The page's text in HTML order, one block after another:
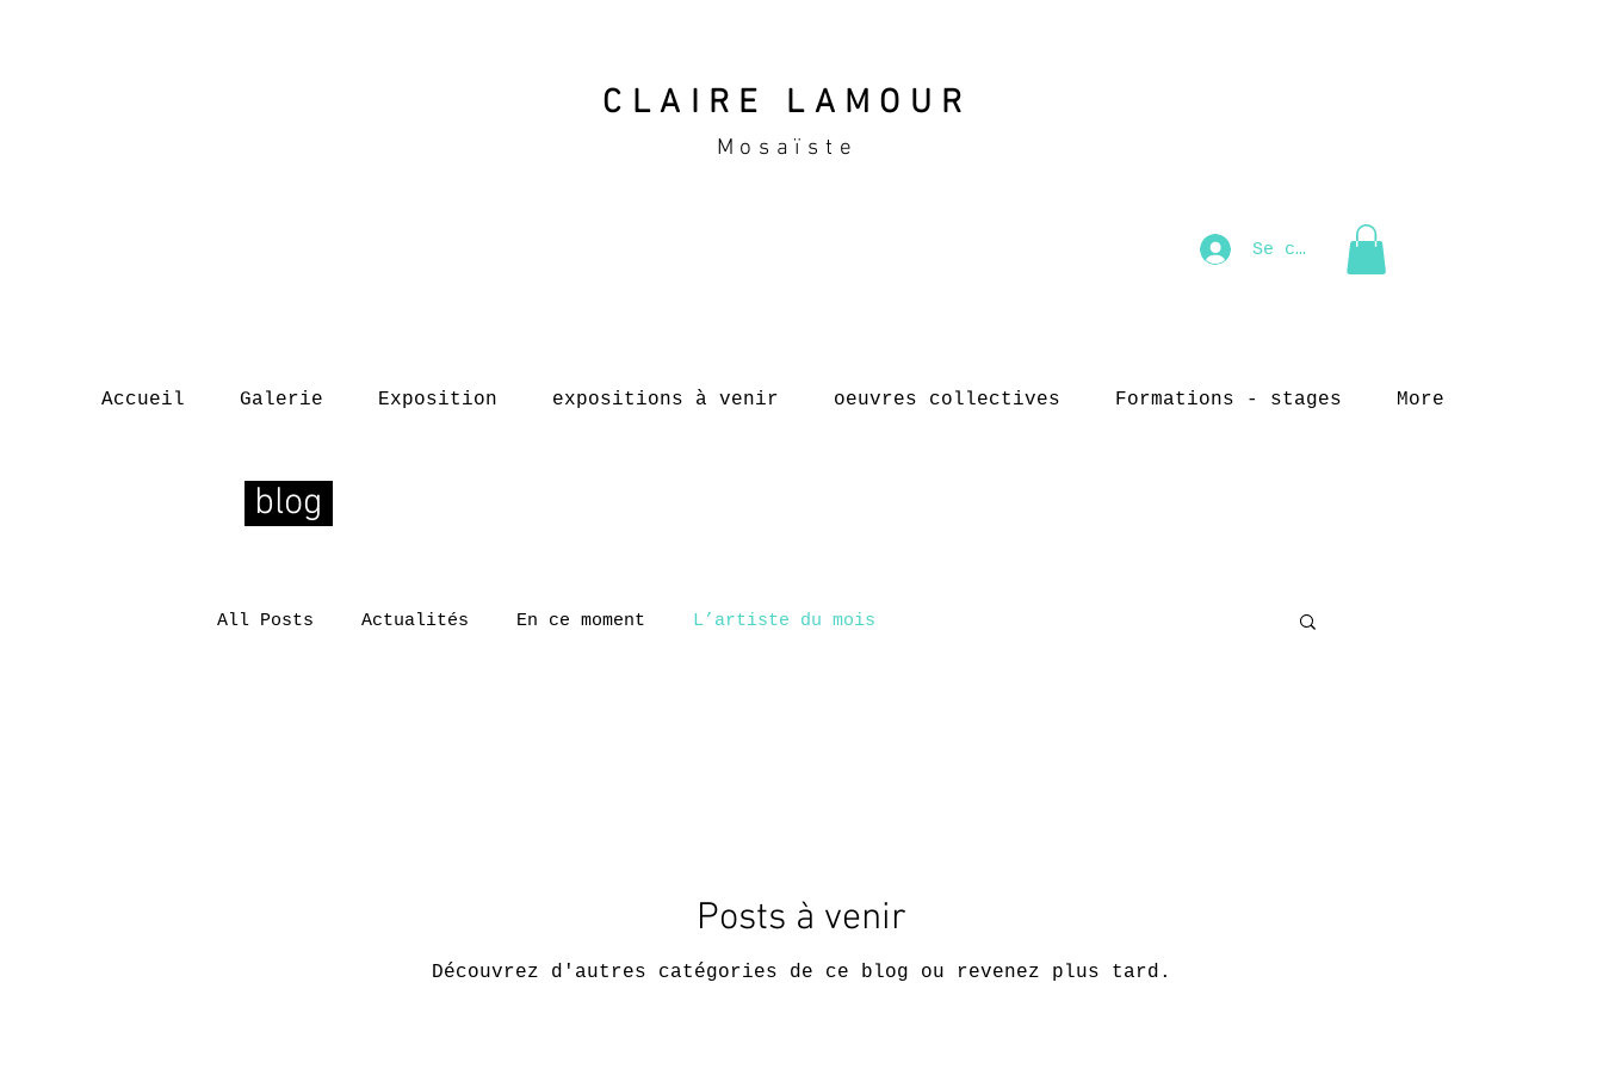
CLAIRE LAMOUR
Mosaïste
Se connecter
Accueil Galerie Exposition expositions à venir oeuvres collectives Formations - stages More
blog
All Posts Actualités En ce moment L’artiste du mois
Posts à venir
Découvrez d'autres catégories de ce blog ou revenez plus tard.